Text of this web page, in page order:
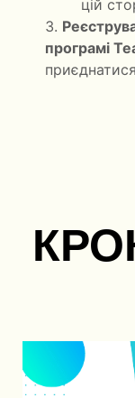
цій
програмі